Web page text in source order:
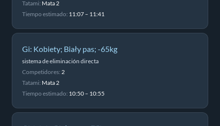
Tatami: Mata 2
Tiempo estimado: 11:07 – 11:41
Gi: Kobiety; Biały pas; -65kg
sistema de eliminación directa
Competidores: 2
Tatami: Mata 2
Tiempo estimado: 10:50 – 10:55